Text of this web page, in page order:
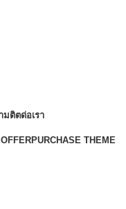
มติตด่อเรา
PURCHASE THEME